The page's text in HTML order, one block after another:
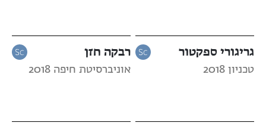
גריגורי ספקטור
טכניון 2018
רבקה חזן
אוניברסיטת חיפה 2018